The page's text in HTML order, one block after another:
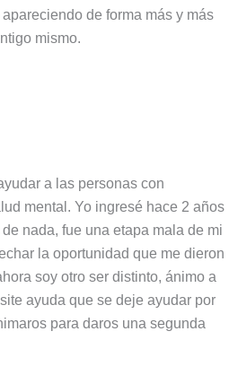
de forma más y más
mismo.
a las personas con
mental. Yo ingresé hace 2 años
nada, fue una etapa mala de mi
la oportunidad que me dieron
soy otro ser distinto, ánimo a
ayuda que se deje ayudar por
para daros una segunda